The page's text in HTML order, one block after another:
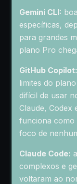
Gemini CLI:
específicas,
para grandes
plano Pro
GitHub Copilot:
limites do
difícil de usar
Claude, Codex
funciona como
foco de
Claude Code:
complexos e
voltaram ao